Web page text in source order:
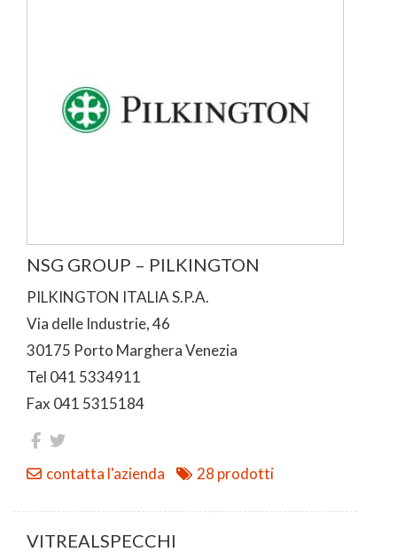
NSG GROUP – PILKINGTON
PILKINGTON ITALIA S.P.A.
Via delle Industrie, 46
30175 Porto Marghera Venezia
Tel 041 5334911
Fax 041 5315184
contatta l'azienda 28 prodotti
VITREALSPECCHI